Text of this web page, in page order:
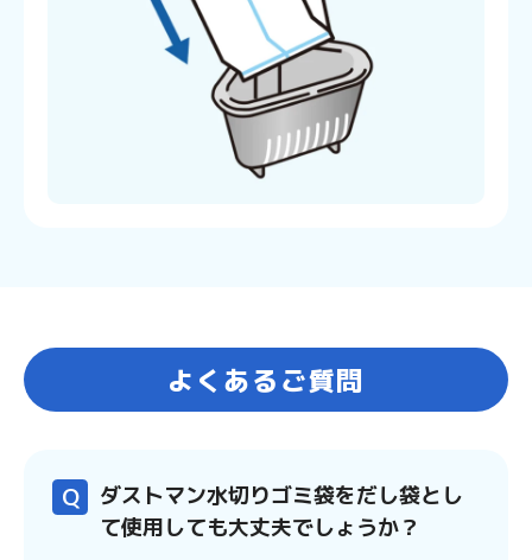
よくあるご質問
ダストマン水切りゴミ袋をだし袋とし
て使用しても大丈夫でしょうか？